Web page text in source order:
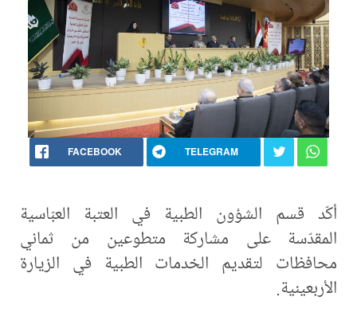
FACEBOOK TELEGRAM
أكّد قسم الشؤون الطبية في العتبة العبّاسية
المقدّسة على مشاركة متطوعين من ثماني
محافظات لتقديم الخدمات الطبية في الزيارة
الأربعينية.